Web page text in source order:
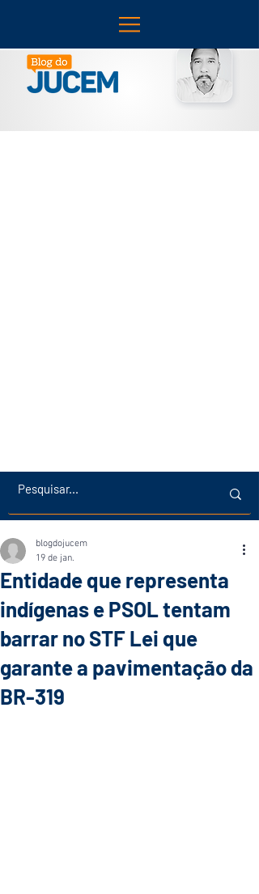
Entidade que representa
indígenas e PSOL tentam
barrar no STF Lei que
garante a pavimentação da
BR-319
blogdojucem
19 de jan.